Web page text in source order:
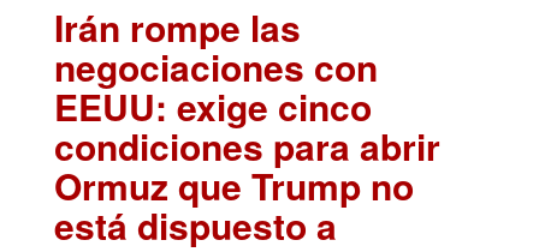
Irán rompe las
negociaciones con
EEUU: exige cinco
condiciones para abrir
Ormuz que Trump no
está dispuesto a